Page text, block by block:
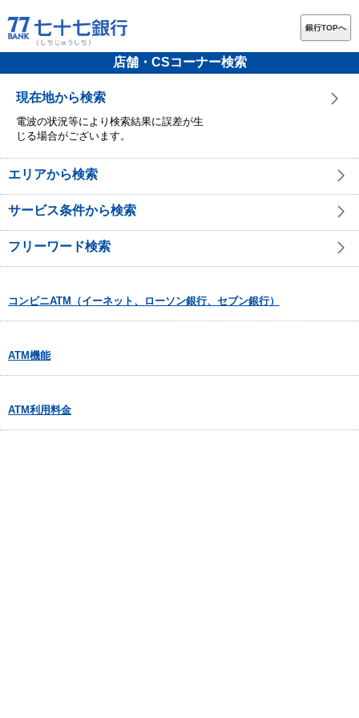
銀行TOPへ
店舗・CSコーナー検索
現在地から検索
電波の状況等により検索結果に誤差が生
じる場合がございます。
エリアから検索
サービス条件から検索
フリーワード検索
コンビニATM（イーネット、ローソン銀行、セブン銀行）
ATM機能
ATM利用料金